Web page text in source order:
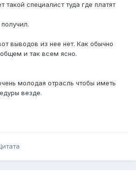
специалист туда где платят
выводов из нее нет. Как обычно
и так всем ясно.
молодая отрасль чтобы иметь
везде.